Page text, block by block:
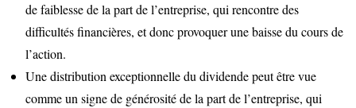
de faiblesse de la part de l’entreprise, qui rencontre des
difficultés financières, et donc provoquer une baisse du cours de
l’action.
Une distribution exceptionnelle du dividende peut être vue
comme un signe de générosité de la part de l’entreprise, qui